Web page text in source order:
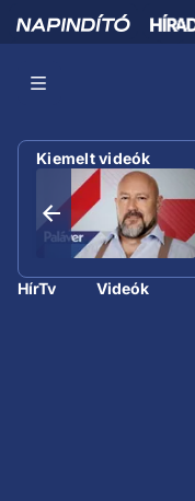
Kiemelt videók
HírTv Videók